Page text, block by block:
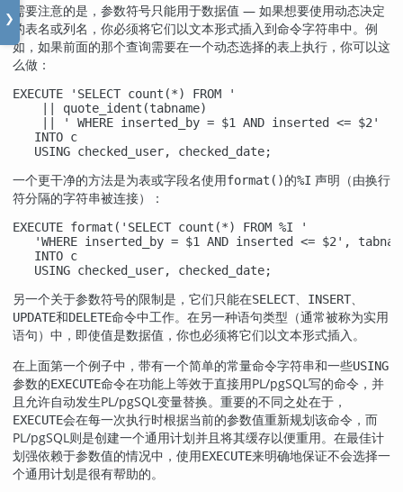
❯ 需要注意的是，参数符号只能用于数据值 — 如果想要使用动态决定
的表名或列名，你必须将它们以文本形式插入到命令字符串中。例
如，如果前面的那个查询需要在一个动态选择的表上执行，你可以这
么做：
EXECUTE 'SELECT count(*) FROM '
    || quote_ident(tabname)
    || ' WHERE inserted_by = $1 AND inserted <= $2'
   INTO c
   USING checked_user, checked_date;
一个更干净的方法是为表或字段名使用format()的%I 声明（由换行
符分隔的字符串被连接）：
EXECUTE format('SELECT count(*) FROM %I '
'WHERE inserted_by = $1 AND inserted <= $2',
   INTO c
   USING checked_user, checked_date;
另一个关于参数符号的限制是，它们只能在SELECT、 INSERT、
UPDATE和DELETE命令中工作。在另一种语句类型（通常被称为实用
语句）中，即使值是数据值，你也必须将它们以文本形式插入。
在上面第一个例子中，带有一个简单的常量命令字符串和一些USING
参数的EXECUTE命令在功能上等效于直接用PL/pgSQL写的命令，并
且允许自动发生PL/pgSQL变量替换。重要的不同之处在于，
EXECUTE会在每一次执行时根据当前的参数值重新规划该命令，而
PL/pgSQL则是创建一个通用计划并且将其缓存以便重用。在最佳计
划强依赖于参数值的情况中，使用EXECUTE来明确地保证不会选择一
个通用计划是很有帮助的。